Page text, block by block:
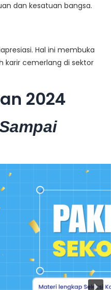
dan kesatuan bangsa.
Hal ini membuka
karir cemerlang di sektor
2024